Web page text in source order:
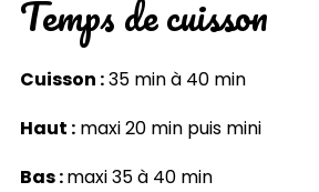
Temps de cuisson
Cuisson :35 min à 40 min
Haut :maxi 20 min puis mini
Bas :maxi 35 à 40 min